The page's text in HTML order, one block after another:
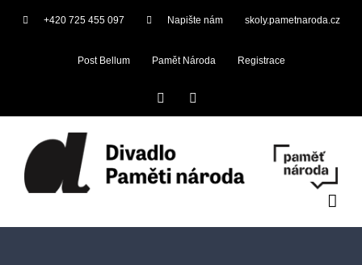
+420 725 455 097 Napište nám skoly.pametnaroda.cz
Post Bellum Pamět Národa Registrace
Facebook